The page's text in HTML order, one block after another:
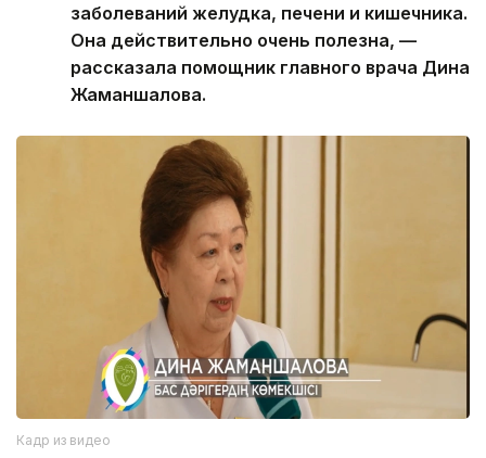
заболеваний желудка, печени и кишечника.
Она действительно очень полезна, —
рассказала помощник главного врача Дина
Жаманшалова.
Кадр из видео